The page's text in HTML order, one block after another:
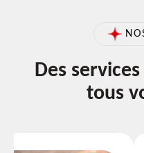
Des
tous